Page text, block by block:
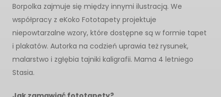
Borpolka zajmuje się między innymi ilustracją. We
współpracy z eKoko Fototapety projektuje
niepowtarzalne wzory, które dostępne są w formie tapet
i plakatów. Autorka na codzień uprawia też rysunek,
malarstwo i zgłębia tajniki kaligrafii. Mama 4 letniego
Stasia.